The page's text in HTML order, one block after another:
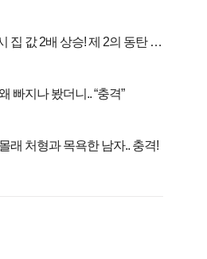
집 값 2배 상승! 제 2의 동탄 신
빠지나 봤더니.. “충격”
래 처형과 목욕한 남자.. 충격!